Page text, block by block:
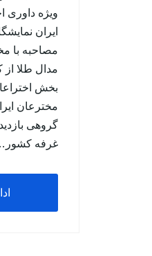
ویژه داوری
ایران
مصاحبه با
مدال طلا از
بخش
مخترعان
گروهی
غرفه